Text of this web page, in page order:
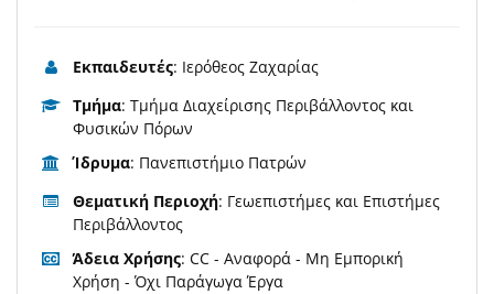
Εκπαιδευτές: Ιερόθεος Ζαχαρίας
Τμήμα: Τμήμα Διαχείρισης Περιβάλλοντος και
Φυσικών Πόρων
Ίδρυμα: Πανεπιστήμιο Πατρών
Θεματική Περιοχή: Γεωεπιστήμες και Επιστήμες
Περιβάλλοντος
Άδεια Χρήσης: CC - Αναφορά - Μη Εμπορική
Χρήση - Όχι Παράγωγα Έργα